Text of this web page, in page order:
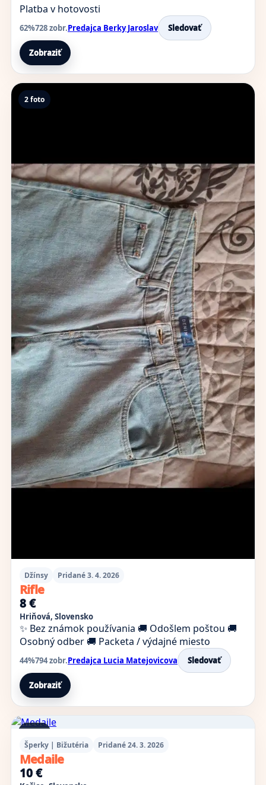
Platba v hotovosti
62%728 zobr.Predajca Berky Jaroslav Sledovať
Zobraziť
2 foto
Džínsy Pridané 3. 4. 2026
Rifle
8 €
Hriňová, Slovensko
✨ Bez známok používania 🚚 Odošlem poštou 🚚
Osobný odber 🚚 Packeta / výdajné miesto
44%794 zobr.Predajca Lucia Matejovicova Sledovať
Zobraziť
2 foto
Šperky | Bižutéria
Pridané 24. 3. 2026
Medaile
10 €